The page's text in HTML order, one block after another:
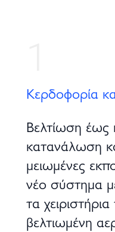
Κερδοφορία
Βελτίωση έως
κατανάλωση
μειωμένες
νέο σύστημα
τα
βελτιωμένη